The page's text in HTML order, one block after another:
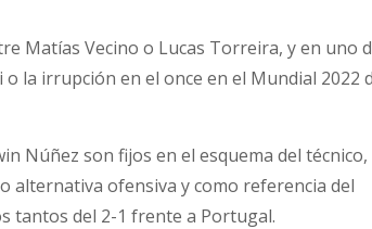
Matías Vecino o Lucas Torreira, y en uno
la irrupción en el once en el Mundial 2022
Núñez son fijos en el esquema del técnico,
alternativa ofensiva y como referencia del
tantos del 2-1 frente a Portugal.